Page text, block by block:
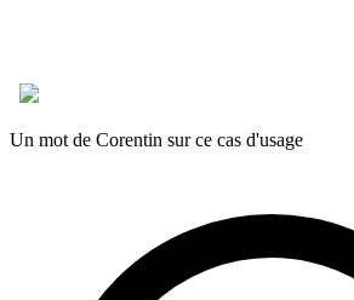
Un mot de Corentin sur ce cas d'usage